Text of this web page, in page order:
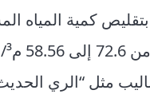
كمية المياه
مثل “الري